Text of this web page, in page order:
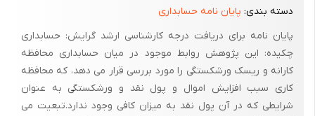
دسته بندی: پایان نامه حسابداری
پایان نامه برای دریافت درجه کارشناسی ارشد گرایش: حسابداری
چکیده: این پژوهش روابط موجود در میان حسابداری محافظه
کارانه و ریسک ورشکستگی را مورد بررسی قرار می دهد، که محافظه
کاری سبب افزایش اموال و پول نقد و ورشکستگی به عنوان
شرایطی که در آن پول نقد به میزان کافی وجود ندارد.تبعیت می